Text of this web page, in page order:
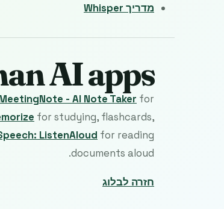
מדריך Whisper
AI apps
- AI Note Taker for
for studying, flashcards,
ListenAloud for reading
documents aloud.
חזרה לבלוג